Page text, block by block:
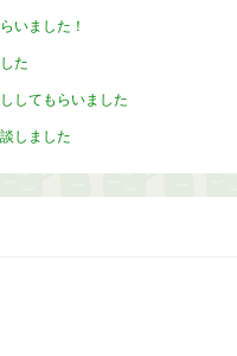
いました！
た
してもらいました
しました